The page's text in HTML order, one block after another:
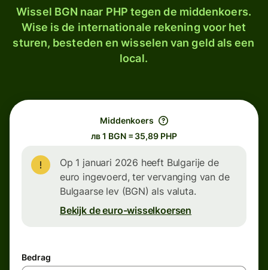
Wissel BGN naar PHP tegen de middenkoers.
Wise is de internationale rekening voor het
sturen, besteden en wisselen van geld als een
local.
Middenkoers
лв 1 BGN = 35,89 PHP
Op 1 januari 2026 heeft Bulgarije de
euro ingevoerd, ter vervanging van de
Bulgaarse lev (BGN) als valuta.
Bekijk de euro-wisselkoersen
Bedrag